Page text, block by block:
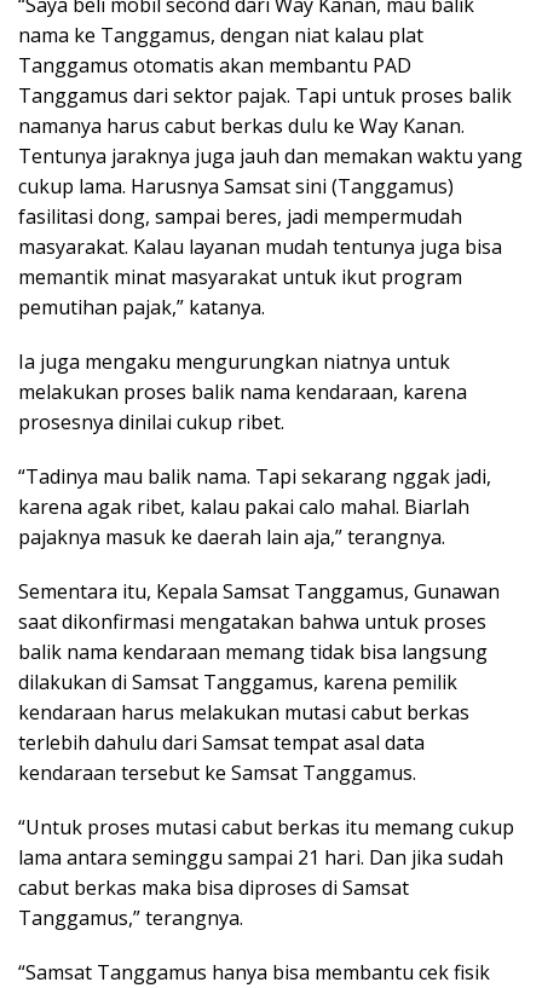
nama ke Tanggamus, dengan niat kalau plat
Tanggamus otomatis akan membantu PAD
Tanggamus dari sektor pajak. Tapi untuk proses balik
namanya harus cabut berkas dulu ke Way Kanan.
Tentunya jaraknya juga jauh dan memakan waktu yang
cukup lama. Harusnya Samsat sini (Tanggamus)
fasilitasi dong, sampai beres, jadi mempermudah
masyarakat. Kalau layanan mudah tentunya juga bisa
memantik minat masyarakat untuk ikut program
pemutihan pajak,” katanya.
Ia juga mengaku mengurungkan niatnya untuk
melakukan proses balik nama kendaraan, karena
prosesnya dinilai cukup ribet.
“Tadinya mau balik nama. Tapi sekarang nggak jadi,
karena agak ribet, kalau pakai calo mahal. Biarlah
pajaknya masuk ke daerah lain aja,” terangnya.
Sementara itu, Kepala Samsat Tanggamus, Gunawan
saat dikonfirmasi mengatakan bahwa untuk proses
balik nama kendaraan memang tidak bisa langsung
dilakukan di Samsat Tanggamus, karena pemilik
kendaraan harus melakukan mutasi cabut berkas
terlebih dahulu dari Samsat tempat asal data
kendaraan tersebut ke Samsat Tanggamus.
“Untuk proses mutasi cabut berkas itu memang cukup
lama antara seminggu sampai 21 hari. Dan jika sudah
cabut berkas maka bisa diproses di Samsat
Tanggamus,” terangnya.
“Samsat Tanggamus hanya bisa membantu cek fisik